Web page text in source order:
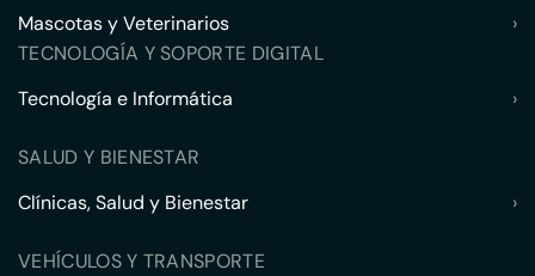
Mascotas y Veterinarios
›
TECNOLOGÍA Y SOPORTE DIGITAL
Tecnología e Informática
›
SALUD Y BIENESTAR
Clínicas, Salud y Bienestar
›
VEHÍCULOS Y TRANSPORTE